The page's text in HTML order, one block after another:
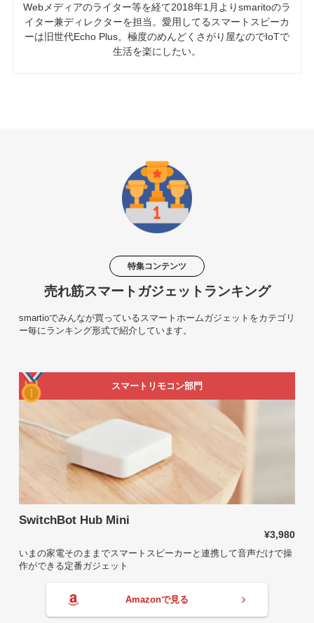
Webメディアのライター等を経て2018年1月よりsmaritoのラ
イター兼ディレクターを担当。愛用してるスマートスピーカ
ーは旧世代Echo Plus。極度のめんどくさがり屋なのでIoTで
生活を楽にしたい。
特集コンテンツ
売れ筋スマートガジェットランキング
smartioでみんなが買っているスマートホームガジェットをカテゴリ
ー毎にランキング形式で紹介しています。
スマートリモコン部門
SwitchBot Hub Mini
¥3,980
いまの家電そのままでスマートスピーカーと連携して音声だけで操
作ができる定番ガジェット
Amazonで見る